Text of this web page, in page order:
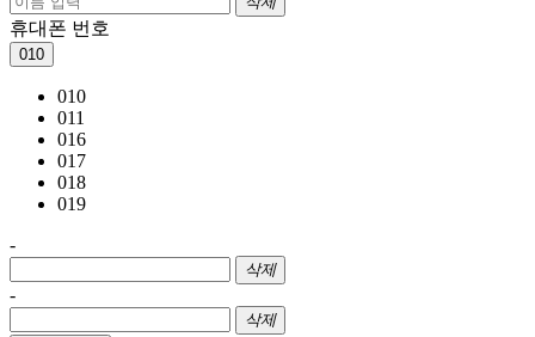
휴대폰 번호
010
010
011
016
017
018
019
-
삭제
-
삭제